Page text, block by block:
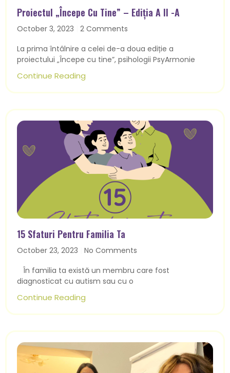
Proiectul „Începe Cu Tine” – Ediția A II -a
October 3, 2023
2 Comments
La prima întâlnire a celei de-a doua ediție a
proiectului „Începe cu tine”, psihologii PsyArmonie
Continue Reading
15 Sfaturi Pentru Familia Ta
October 23, 2023
No Comments
În familia ta există un membru care fost
diagnosticat cu autism sau cu o
Continue Reading